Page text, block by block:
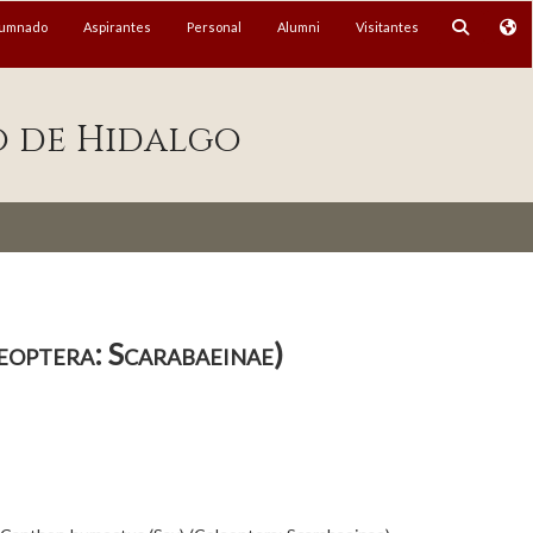
Aspirantes Personal Alumni Visitantes
de Hidalgo
Scarabaeinae)